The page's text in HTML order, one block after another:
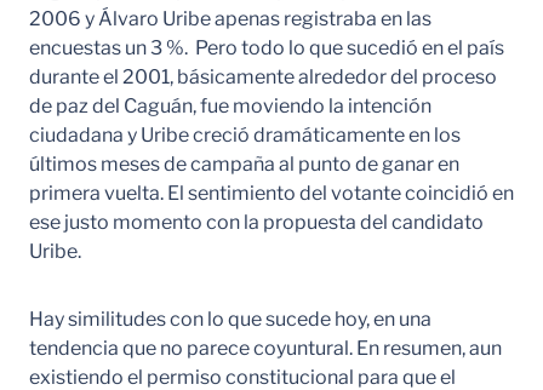
2006 y Álvaro Uribe apenas registraba en las
encuestas un 3 %. Pero todo lo que sucedió en el país
durante el 2001, básicamente alrededor del proceso
de paz del Caguán, fue moviendo la intención
ciudadana y Uribe creció dramáticamente en los
últimos meses de campaña al punto de ganar en
primera vuelta. El sentimiento del votante coincidió en
ese justo momento con la propuesta del candidato
Uribe.
Hay similitudes con lo que sucede hoy, en una
tendencia que no parece coyuntural. En resumen, aun
existiendo el permiso constitucional para que el